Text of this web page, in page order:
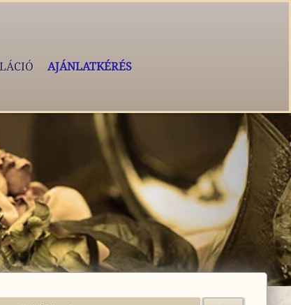
AJÁNLATKÉRÉS